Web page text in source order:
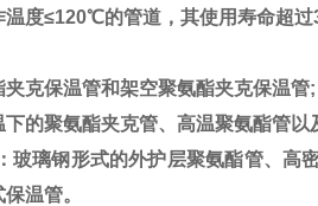
度≤120℃的管道，其使用寿命超过
克保温管和架空聚氨酯夹克保温管;
的聚氨酯夹克管、高温聚氨酯管以
璃钢形式的外护层聚氨酯管、高
温管。